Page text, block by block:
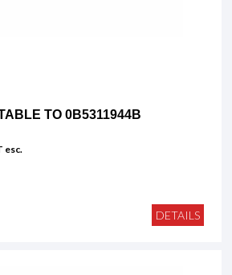
TO 0B5311944B
esc.
DETAILS